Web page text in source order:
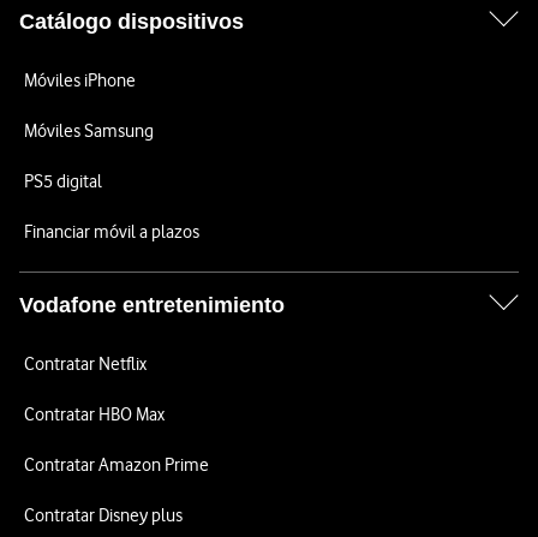
Catálogo dispositivos
Móviles iPhone
Móviles Samsung
PS5 digital
Financiar móvil a plazos
Vodafone entretenimiento
Contratar Netflix
Contratar HBO Max
Contratar Amazon Prime
Contratar Disney plus